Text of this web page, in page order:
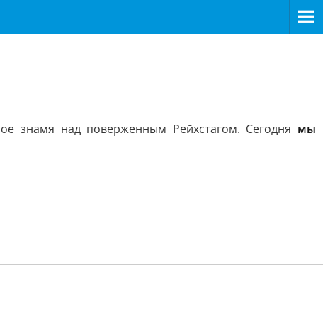
знамя над поверженным Рейхстагом. Сегодня мы